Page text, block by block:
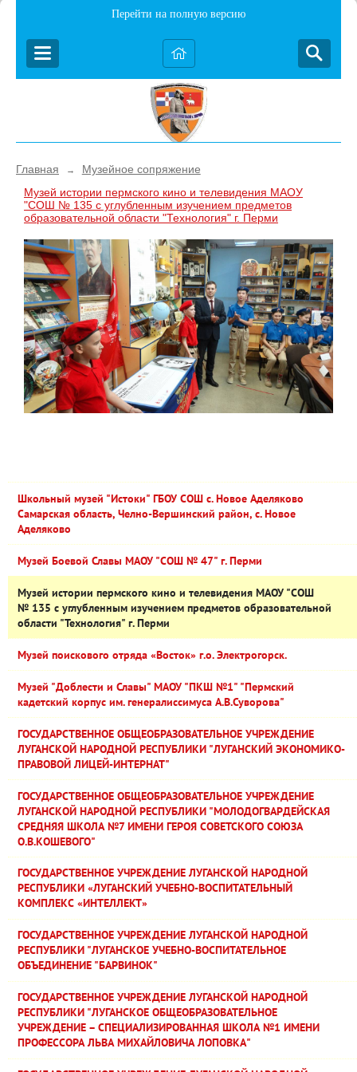
Перейти на полную версию
Главная →
Музейное сопряжение
Музей истории пермского кино и телевидения МАОУ
"СОШ № 135 с углубленным изучением предметов
образовательной области "Технология" г. Перми
Школьный музей "Истоки" ГБОУ СОШ с. Новое Аделяково
Самарская область, Челно-Вершинский район, с. Новое
Аделяково
Музей Боевой Славы МАОУ "СОШ № 47" г. Перми
Музей истории пермского кино и телевидения МАОУ "СОШ
№ 135 с углубленным изучением предметов образовательной
области "Технология" г. Перми
Музей поискового отряда «Восток» г.о. Электрогорск.
Музей "Доблести и Славы" МАОУ "ПКШ №1" "Пермский
кадетский корпус им. генералиссимуса А.В.Суворова"
ГОСУДАРСТВЕННОЕ ОБЩЕОБРАЗОВАТЕЛЬНОЕ УЧРЕЖДЕНИЕ
ЛУГАНСКОЙ НАРОДНОЙ РЕСПУБЛИКИ "ЛУГАНСКИЙ ЭКОНОМИКО-
ПРАВОВОЙ ЛИЦЕЙ-ИНТЕРНАТ"
ГОСУДАРСТВЕННОЕ ОБЩЕОБРАЗОВАТЕЛЬНОЕ УЧРЕЖДЕНИЕ
ЛУГАНСКОЙ НАРОДНОЙ РЕСПУБЛИКИ "МОЛОДОГВАРДЕЙСКАЯ
СРЕДНЯЯ ШКОЛА №7 ИМЕНИ ГЕРОЯ СОВЕТСКОГО СОЮЗА
О.В.КОШЕВОГО"
ГОСУДАРСТВЕННОЕ УЧРЕЖДЕНИЕ ЛУГАНСКОЙ НАРОДНОЙ
РЕСПУБЛИКИ «ЛУГАНСКИЙ УЧЕБНО-ВОСПИТАТЕЛЬНЫЙ
КОМПЛЕКС «ИНТЕЛЛЕКТ»
ГОСУДАРСТВЕННОЕ УЧРЕЖДЕНИЕ ЛУГАНСКОЙ НАРОДНОЙ
РЕСПУБЛИКИ "ЛУГАНСКОЕ УЧЕБНО-ВОСПИТАТЕЛЬНОЕ
ОБЪЕДИНЕНИЕ "БАРВИНОК"
ГОСУДАРСТВЕННОЕ УЧРЕЖДЕНИЕ ЛУГАНСКОЙ НАРОДНОЙ
РЕСПУБЛИКИ "ЛУГАНСКОЕ ОБЩЕОБРАЗОВАТЕЛЬНОЕ
УЧРЕЖДЕНИЕ – СПЕЦИАЛИЗИРОВАННАЯ ШКОЛА №1 ИМЕНИ
ПРОФЕССОРА ЛЬВА МИХАЙЛОВИЧА ЛОПОВКА"